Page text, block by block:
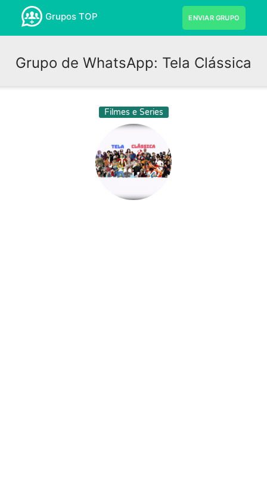
Grupos TOP ENVIAR GRUPO
Grupo de WhatsApp: Tela Clássica
Filmes e Series